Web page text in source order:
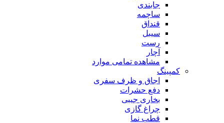
جابندی
ساچمه
قنداق
سیبل
رست
آچار
مشاهده تمامی موارد
کمپینگ
اجاق و ظرف سفری
دفع حشرات
بخاری جیبی
چراغ گازی
قطب نما